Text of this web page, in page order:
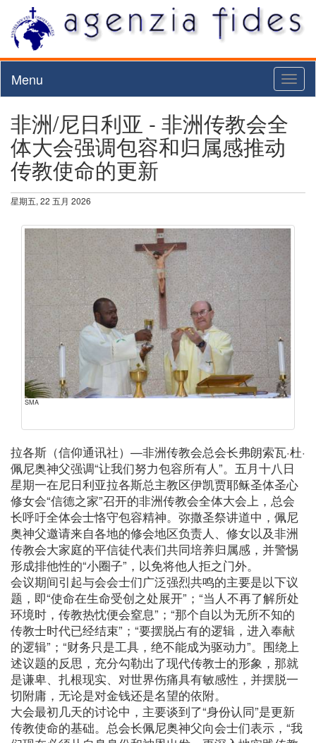
Menu
非洲/尼日利亚 - 非洲传教会全
体大会强调包容和归属感推动
传教使命的更新
星期五, 22 五月 2026
SMA
拉各斯（信仰通讯社）—非洲传教会总会长弗朗索瓦·杜·
佩尼奥神父强调“让我们努力包容所有人”。五月十八日
星期一在尼日利亚拉各斯总主教区伊凯贾耶稣圣体圣心
修女会“信德之家”召开的非洲传教会全体大会上，总会
长呼吁全体会士恪守包容精神。弥撒圣祭讲道中，佩尼
奥神父邀请来自各地的修会地区负责人、修女以及非洲
传教会大家庭的平信徒代表们共同培养归属感，并警惕
形成排他性的“小圈子”，以免将他人拒之门外。
会议期间引起与会会士们广泛强烈共鸣的主要是以下议
题，即“使命在生命受创之处展开”；“当人不再了解所处
环境时，传教热忱便会窒息”；“那个自以为无所不知的
传教士时代已经结束”；“要摆脱占有的逻辑，进入奉献
的逻辑”；“财务只是工具，绝不能成为驱动力”。围绕上
述议题的反思，充分勾勒出了现代传教士的形象，那就
是谦卑、扎根现实、对世界伤痛具有敏感性，并摆脱一
切附庸，无论是对金钱还是名望的依附。
大会最初几天的讨论中，主要谈到了“身份认同”是更新
传教使命的基础。总会长佩尼奥神父向会士们表示，“我